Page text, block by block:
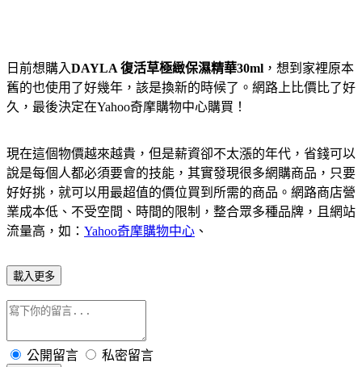
日前想購入DAYLA 復活草極緻保濕精華30ml ，想到家裡原本
舊的也使用了好幾年，該是換新的時候了。網路上比價比了好
久，最後決定在Yahoo奇摩購物中心購買！
現在這個物價越來越貴，但是薪資卻不太漲的年代，省錢可以
說是每個人都必須要會的技能，其實發現很多網購商品，只要
好好挑，就可以用最超值的價位買到所需的商品。網路商店營
業成本低、不受空間、時間的限制，整合眾多種品牌，且網站
流量高，如： Yahoo奇摩購物中心 、
載入更多
公開留言 私密留言